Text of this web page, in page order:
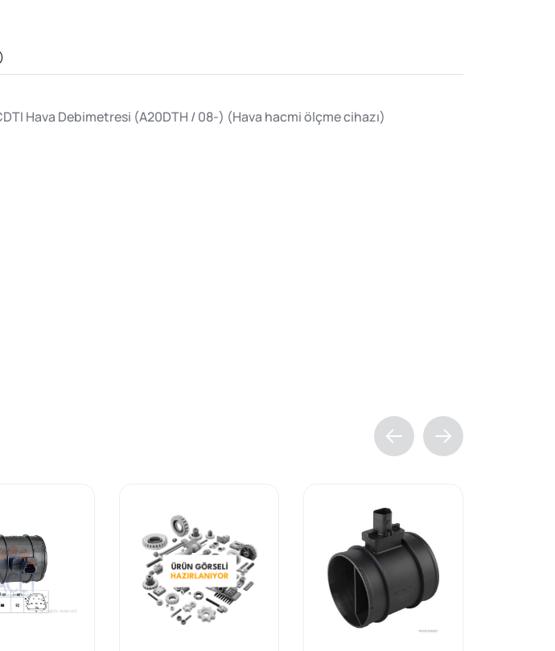
)
Hava Debimetresi (A20DTH / 08-) (Hava hacmi ölçme cihazı)